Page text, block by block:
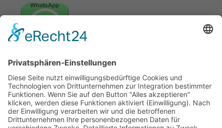
WhatsApp Kanal
Abonnieren Sie unseren WhatsApp Kanal, so
bleiben Sie immer auf dem Laufenden.